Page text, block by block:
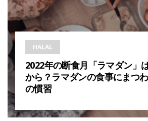
HALAL
2022年の断食月「ラマダン」
から？ラマダンの食事にまつ
の慣習